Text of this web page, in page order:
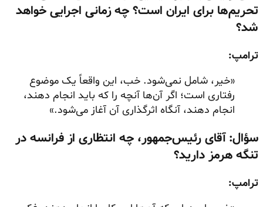
تحریم‌ها برای ایران است؟ چه زمانی اجرایی خواهد
شد؟
ترامپ:
«خیر، شامل نمی‌شود. خب، این واقعاً یک موضوع
رفتاری است؛ اگر آن‌ها آنچه را که باید انجام دهند،
انجام دهند، آنگاه اثرگذاری آن آغاز می‌شود.»
سؤال: آقای رئیس‌جمهور، چه انتظاری از فرانسه در
تنگه هرمز دارید؟
ترامپ: